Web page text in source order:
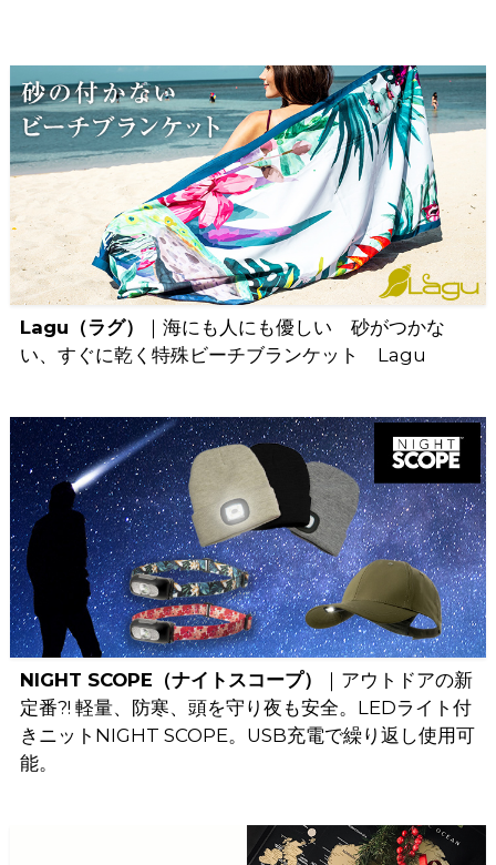
Lagu（ラグ）
｜海にも人にも優しい 砂がつかな
い、すぐに乾く特殊ビーチブランケット Lagu
NIGHT SCOPE（ナイトスコープ）
｜アウトドアの新
定番?! 軽量、防寒、頭を守り夜も安全。LEDライト付
きニットNIGHT SCOPE。USB充電で繰り返し使用可
能。